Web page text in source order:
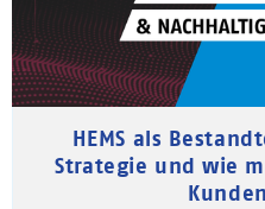
HEMS als
Strategie und wie